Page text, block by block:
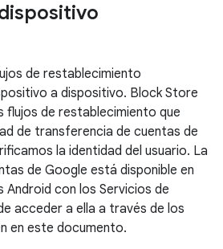
de restablecimiento
a dispositivo. Block Store
flujos de restablecimiento que
de transferencia de cuentas de
la identidad del usuario. La
de Google está disponible en
con los Servicios de
acceder a ella a través de los
en este documento.